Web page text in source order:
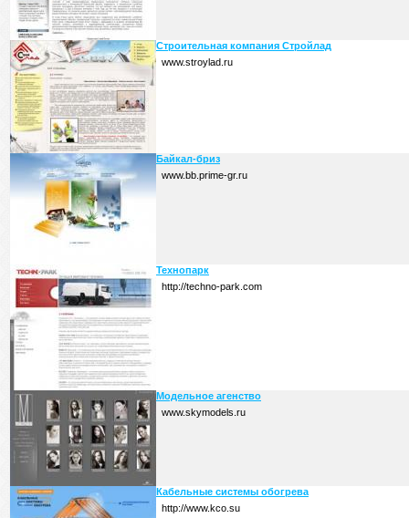
Строительная компания Стройлад
www.stroylad.ru
Байкал-бриз
www.bb.prime-gr.ru
Технопарк
http://techno-park.com
Модельное агенство
www.skymodels.ru
Кабельные системы обогрева
http://www.kco.su